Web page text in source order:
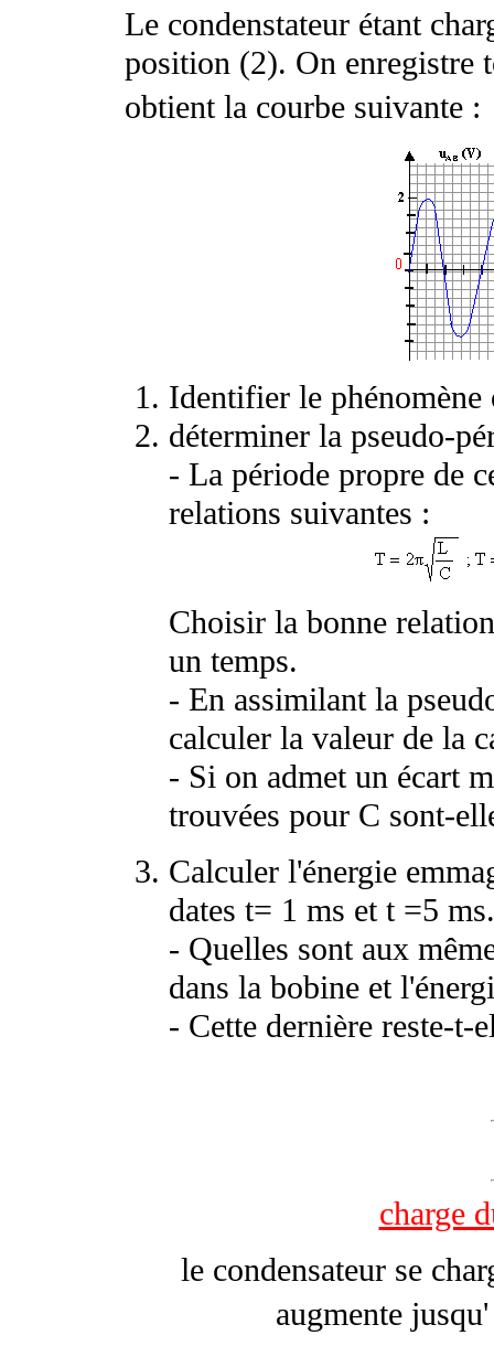
Le condenstateur étant
position (2). On enregistre
obtient la courbe suivante :
Identifier le phénomène
déterminer la pseudo-
- La période propre de
relations suivantes :
Choisir la bonne
un temps.
- En assimilant la
calculer la valeur de la
- Si on admet un écart
trouvées pour C sont-
Calculer l'énergie
dates t= 1 ms et t =5 ms.
- Quelles sont aux
dans la bobine et
- Cette dernière reste-t-
charge
le condensateur se
augmente